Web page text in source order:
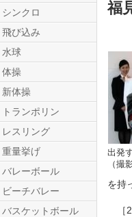
福
出発
（撮
を持
［
シンクロ
飛び込み
水球
体操
新体操
トランポリン
レスリング
重量挙げ
バレーボール
ビーチバレー
バスケットボール